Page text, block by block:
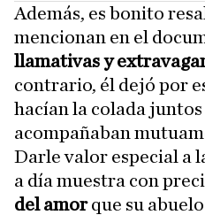
Además, es bonito
mencionan en el
llamativas y
contrario, él dejó por
hacían la colada juntos
acompañaban
Darle valor especial a
a día muestra con
del amorque su